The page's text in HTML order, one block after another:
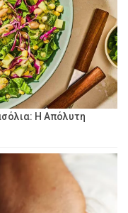
Η Απόλυτη